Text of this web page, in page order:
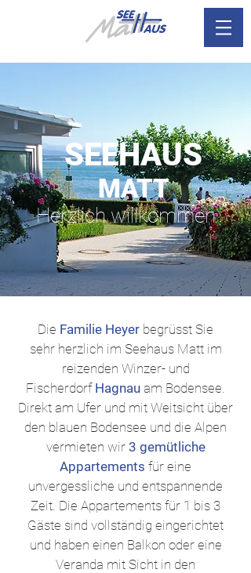
SEEHAUS
MATT
Herzlich willkommen
Die Familie Heyer begrüsst Sie
sehr herzlich im Seehaus Matt im
reizenden Winzer- und
Fischerdorf Hagnau am Bodensee.
Direkt am Ufer und mit Weitsicht über
den blauen Bodensee und die Alpen
vermieten wir 3 gemütliche
Appartements für eine
unvergessliche und entspannende
Zeit. Die Appartements für 1 bis 3
Gäste sind vollständig eingerichtet
und haben einen Balkon oder eine
Veranda mit Sicht in den